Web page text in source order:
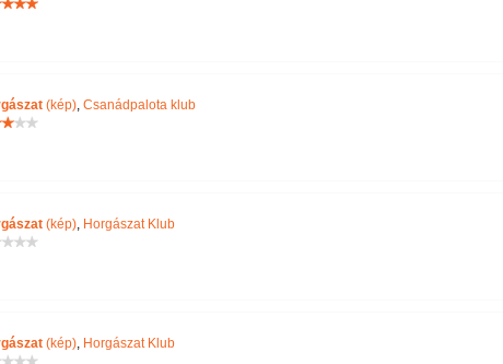
(kép), Csanádpalota klub
(kép), Horgászat Klub
(kép), Horgászat Klub